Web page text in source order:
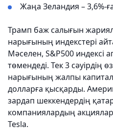
Жаңа Зеландия – 3,6%-ға
Трамп баж салығын
нарығының индекстері
Мәселен, S&P500 индексі
төмендеді. Тек 3 сәуірдің
нарығының жалпы
долларға қысқарды.
зардап шеккендердің
компаниялардың
Tesla.